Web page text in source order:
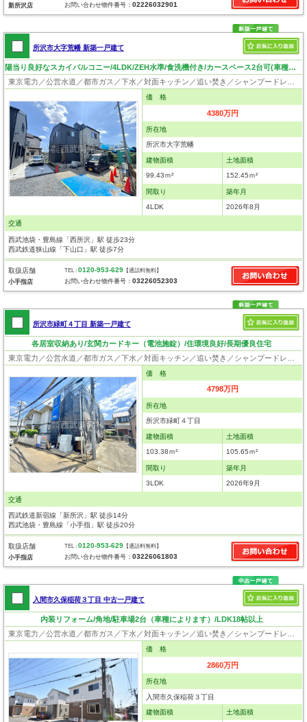
新所沢店 お問い合わせ物件番号：02226032901
所沢市大字荒幡 新築一戸建て
陽当り良好なスカイバルコニー/4LDK/ZEH水準/食洗機付き/カースペース2台可(車種による）
価 格
4380万円
所在地
所沢市大字荒幡
建物面積
99.43ｍ²
土地面積
152.45ｍ²
間取り
4LDK
築年月
2026年8月
交通
西武池袋・豊島線「西所沢」駅 徒歩23分
西武鉄道狭山線「下山口」駅 徒歩7分
取扱店舗
小手指店
TEL :0120-953-629 【通話料無料】
お問い合わせ物件番号：03226052303
所沢市緑町４丁目 新築一戸建て
各居室収納あり/玄関カードキー（電池施錠）/住環境良好/長期優良住宅
価 格
4798万円
所在地
所沢市緑町４丁目
建物面積
103.38ｍ²
土地面積
105.65ｍ²
間取り
3LDK
築年月
2026年9月
交通
西武鉄道新宿線「新所沢」駅 徒歩14分
西武池袋・豊島線「小手指」駅 徒歩20分
取扱店舗
小手指店
TEL :0120-953-629 【通話料無料】
お問い合わせ物件番号：03226061803
入間市久保稲荷３丁目 中古一戸建て
内装リフォーム/角地/駐車場2台（車種によります）/LDK18帖以上
価 格
2860万円
所在地
入間市久保稲荷３丁目
建物面積 土地面積